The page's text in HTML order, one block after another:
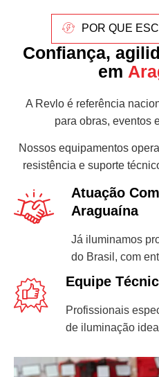
POR QUE
Confiança,
em
A Revlo é referência
para obras, eventos
Nossos equipamentos
resistência e suporte
Atuação
Araguaína
Já iluminamos
do Brasil, com
Equipe
Profissionais
de iluminação